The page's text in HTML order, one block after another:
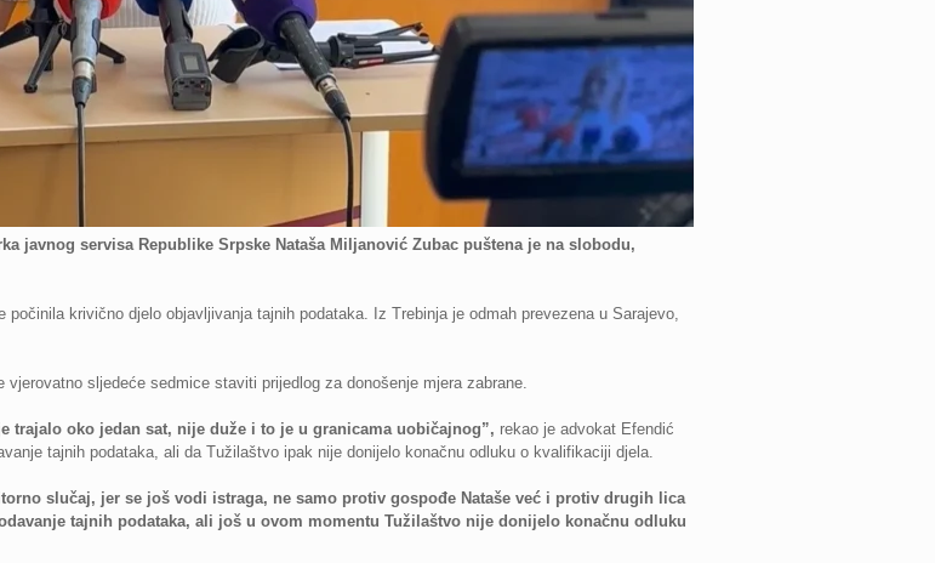
javnog servisa Republike Srpske Nataša Miljanović Zubac puštena je na slobodu,
krivično djelo objavljivanja tajnih podataka. Iz Trebinja je odmah prevezena u Sarajevo,
sljedeće sedmice staviti prijedlog za donošenje mjera zabrane.
trajalo oko jedan sat, nije duže i to je u granicama uobičajnog”, rekao je advokat Efendić
tajnih podataka, ali da Tužilaštvo ipak nije donijelo konačnu odluku o kvalifikaciji djela.
slučaj, jer se još vodi istraga, ne samo protiv gospođe Nataše već i protiv drugih lica
tajnih podataka, ali još u ovom momentu Tužilaštvo nije donijelo konačnu odluku